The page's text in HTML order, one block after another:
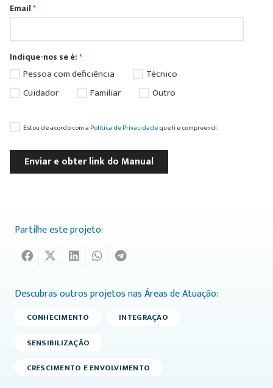
Email *
Indique-nos se é: *
Pessoa com deficiência
Técnico
Cuidador
Familiar Outro
Estou de acordo com aPolítica de Privacidadeque li e compreendi.
Enviar e obter link do Manual
Partilhe este projeto:
Descubras outros projetos nas Áreas de Atuação:
CONHECIMENTO
INTEGRAÇÃO
SENSIBILIZAÇÃO
CRESCIMENTO E ENVOLVIMENTO